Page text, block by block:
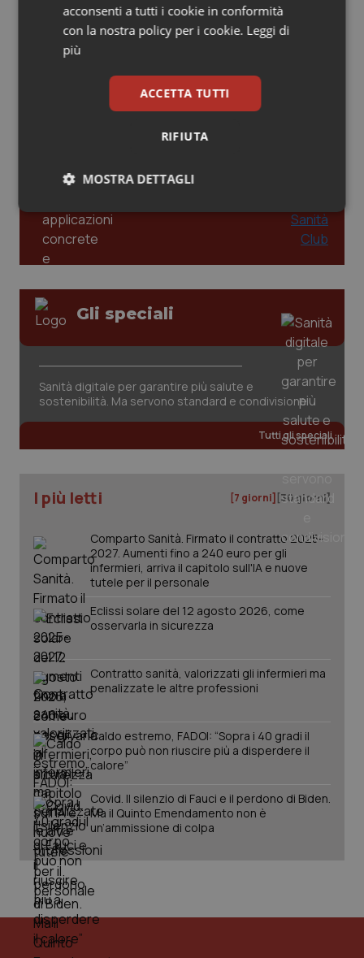
Puglia
Sardegna
Umbria
Valle D’Aosta
Malattie rare
Malattia di Crohn & Rettocolite Ulcerosa
Neuroscienze & patologie neurodegenerative
Oftalmologia
Oncodermatologia
Oncologia & Nutrizione
Quotidiano Cardiologia
Quotidiano Oncologia
Quotidiano Pediatria
Rene & patologie urogenitali
Salute orale & impianti
Sangue & coagulazione
Tiroide
Tumore al seno
Tumore ovarico
Tumori del Polmone & Testa Collo
Tumori gastrointestinali
Ulcera & Reflusso
Vaccini
Leadership Medica 2026: guidare team
odontoiatrico: applicazioni concrete e
Gli speciali
Sanità digitale per garantire più salute e
sostenibilità. Ma servono standard e condivisione
Tutti gli speciali
I più letti [7 giorni] [30 giorni]
Comparto Sanità. Firmato il contratto 2025-
2027. Aumenti fino a 240 euro per gli
infermieri, arriva il capitolo sull'IA e nuove
tutele per il personale
Eclissi solare del 12 agosto 2026, come
osservarla in sicurezza
Contratto sanità, valorizzati gli infermieri ma
penalizzate le altre professioni
Caldo estremo, FADOI: “Sopra i 40 gradi il
corpo può non riuscire più a disperdere il
calore”
Covid. Il silenzio di Fauci e il perdono di Biden.
Ma il Quinto Emendamento non è
un’ammissione di colpa
acconsenti a tutti i cookie in conformità
con la nostra policy per i cookie. Leggi di
più
ACCETTA TUTTI
RIFIUTA
MOSTRA DETTAGLI
Necessari Statistici Marketing
navigazione sulle pagine e l'accesso alle aree
protette del sito. Il sito web non è in grado di
/Dominio
CookieScriptConsent
www.quotidianosanita.it
tracking-sites-ironfish-
tracking-enable